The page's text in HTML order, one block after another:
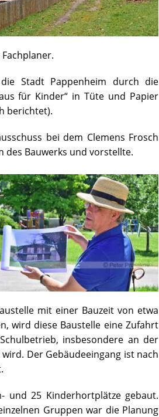
Stadt Pappenheim durch die
für Kinder“ in Tüte und Papier
berichtet).
bei dem Clemens Frosch
des Bauwerks und vorstellte.
mit einer Bauzeit von etwa
wird diese Baustelle eine Zufahrt
insbesondere an der
Der Gebäudeeingang ist nach
und 25 Kinderhortplätze gebaut.
Gruppen war die Planung